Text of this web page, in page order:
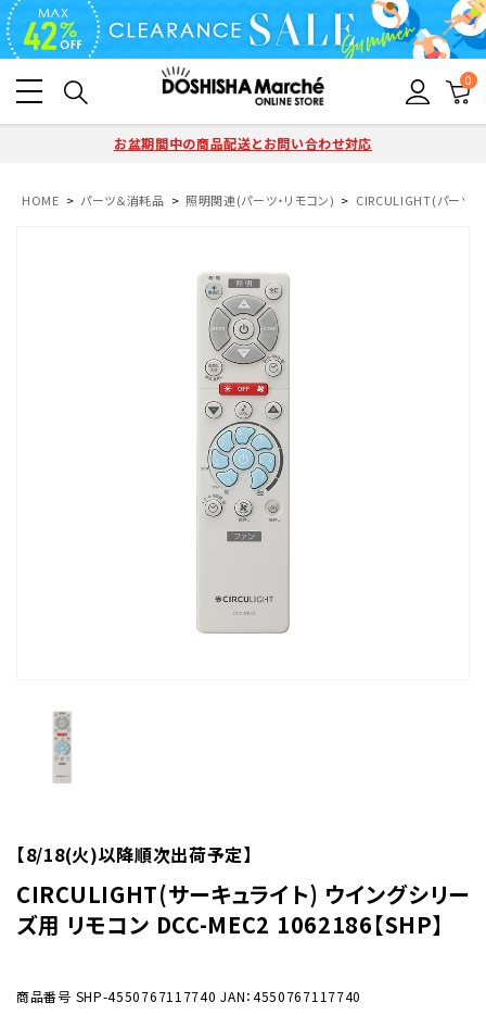
0
お盆期間中の商品配送とお問い合わせ対応
HOME パーツ＆消耗品 照明関連(パーツ・リモコン) CIRCULIGHT(パーツ・
【8/18(火)以降順次出荷予定】
CIRCULIGHT(サーキュライト) ウイングシリー
ズ用 リモコン DCC-MEC2 1062186【SHP】
商品番号 SHP-4550767117740 JAN：4550767117740